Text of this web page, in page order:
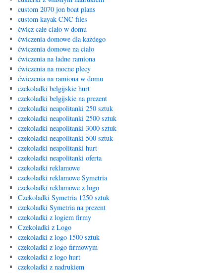
custom 2070 jon boat plans
custom kayak CNC files
ćwicz całe ciało w domu
ćwiczenia domowe dla każdego
ćwiczenia domowe na ciało
ćwiczenia na ładne ramiona
ćwiczenia na mocne plecy
ćwiczenia na ramiona w domu
czekoladki belgijskie hurt
czekoladki belgijskie na prezent
czekoladki neapolitanki 250 sztuk
czekoladki neapolitanki 2500 sztuk
czekoladki neapolitanki 3000 sztuk
czekoladki neapolitanki 500 sztuk
czekoladki neapolitanki hurt
czekoladki neapolitanki oferta
czekoladki reklamowe
czekoladki reklamowe Symetria
czekoladki reklamowe z logo
Czekoladki Symetria 1250 sztuk
czekoladki Symetria na prezent
czekoladki z logiem firmy
Czekoladki z Logo
czekoladki z logo 1500 sztuk
czekoladki z logo firmowym
czekoladki z logo hurt
czekoladki z nadrukiem